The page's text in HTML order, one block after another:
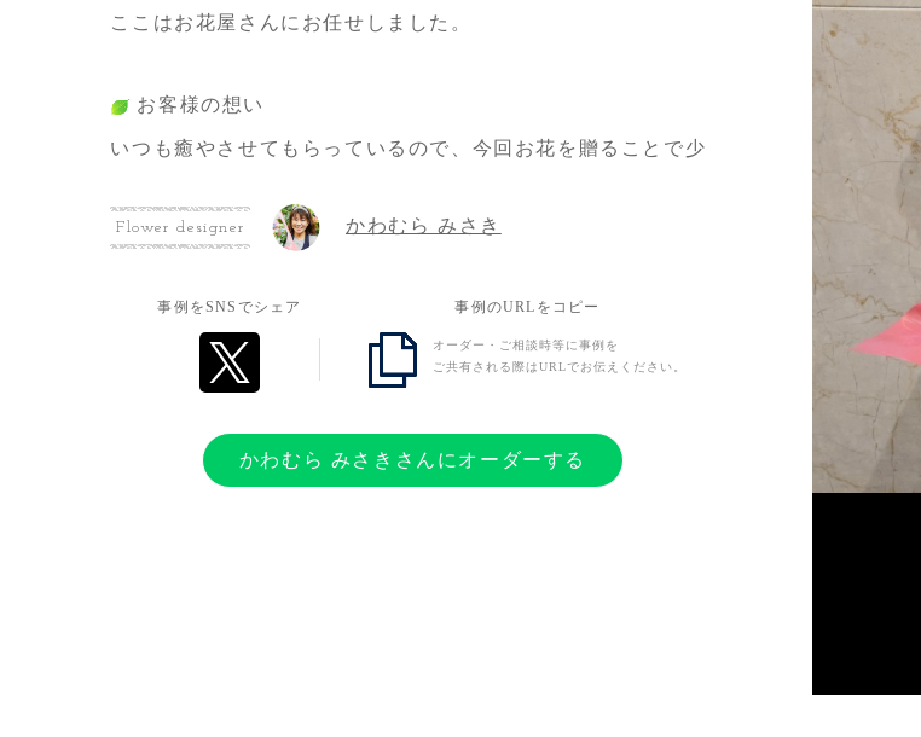
ここはお花屋さんにお任せしました。
お客様の想い
いつも癒やさせてもらっているので、今回お花を贈ることで少
Flower designer かわむら みさき
事例をSNSでシェア 事例のURLをコピー
オーダー・ご相談時等に事例を
ご共有される際はURLでお伝えください。
かわむら みさきさんにオーダーする